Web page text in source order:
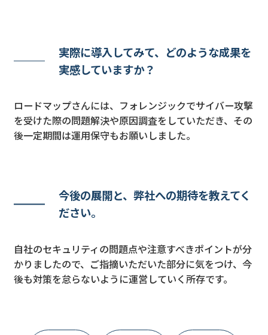
実際に導入してみて、どのような成果を
実感していますか？
ロードマップさんには、フォレンジックでサイバー攻撃
を受けた際の問題解決や原因調査をしていただき、その
後一定期間は運用保守もお願いしました。
今後の展開と、弊社への期待を教えてく
ださい。
自社のセキュリティの問題点や注意すべきポイントが分
かりましたので、ご指摘いただいた部分に気をつけ、今
後も対策を怠らないように運営していく所存です。